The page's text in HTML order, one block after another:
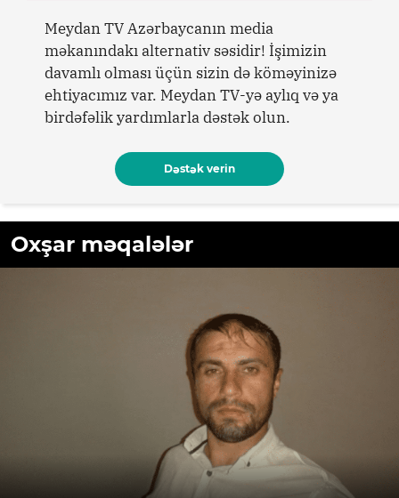
Meydan TV Azərbaycanın media
məkanındakı alternativ səsidir! İşimizin
davamlı olması üçün sizin də köməyinizə
ehtiyacımız var. Meydan TV-yə aylıq və ya
birdəfəlik yardımlarla dəstək olun.
Dəstək verin
Oxşar məqalələr